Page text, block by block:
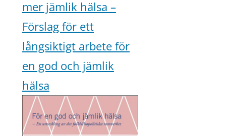
mer jämlik hälsa –
Förslag för ett
långsiktigt arbete för
en god och jämlik
hälsa